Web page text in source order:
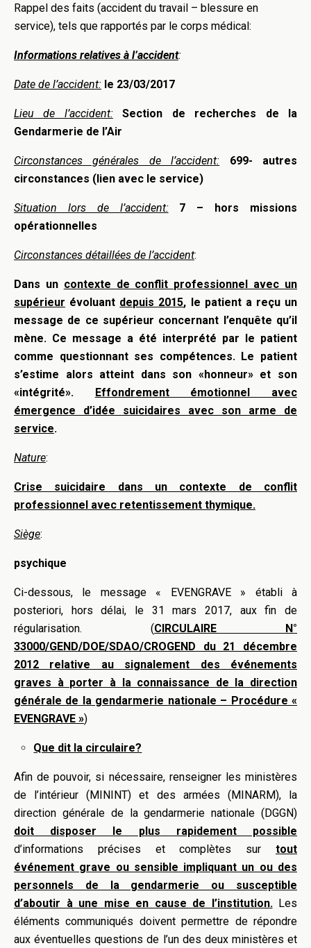
Rappel des faits (accident du travail – blessure en
service), tels que rapportés par le corps médical:
Informations relatives à l’accident:
Date de l’accident: le 23/03/2017
Lieu de l’accident:
Section de recherches de la
Gendarmerie de l’Air
Circonstances générales de l’accident:
699- autres
circonstances (lien avec le service)
Situation lors de l’accident:
7 – hors missions
opérationnelles
Circonstances détaillées de l’accident:
Dans un contexte de conflit professionnel avec un
supérieur évoluant depuis 2015, le patient a reçu un
message de ce supérieur concernant l’enquête qu’il
mène. Ce message a été interprété par le patient
comme questionnant ses compétences. Le patient
s’estime alors atteint dans son «honneur» et son
«intégrité». Effondrement émotionnel avec
émergence d’idée suicidaires avec son arme de
service.
Nature:
Crise suicidaire dans un contexte de conflit
professionnel avec retentissement thymique.
Siège:
psychique
Ci-dessous, le message « EVENGRAVE » établi à
posteriori, hors délai, le 31 mars 2017, aux fin de
régularisation. (CIRCULAIRE N°
33000/GEND/DOE/SDAO/CROGEND du 21 décembre
2012 relative au signalement des événements
graves à porter à la connaissance de la direction
générale de la gendarmerie nationale – Procédure «
EVENGRAVE »)
Que dit la circulaire?
Afin de pouvoir, si nécessaire, renseigner les ministères
de l’intérieur (MININT) et des armées (MINARM), la
direction générale de la gendarmerie nationale (DGGN)
doit disposer le plus rapidement possible
d’informations précises et complètes sur tout
événement grave ou sensible impliquant un ou des
personnels de la gendarmerie ou susceptible
d’aboutir à une mise en cause de l’institution. Les
éléments communiqués doivent permettre de répondre
aux éventuelles questions de l’un des deux ministères et